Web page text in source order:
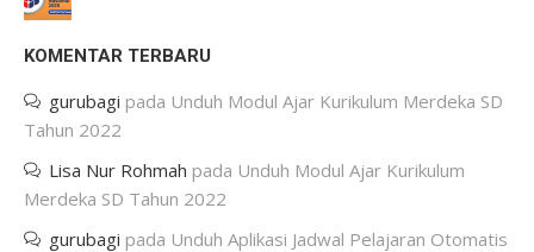
KOMENTAR TERBARU
gurubagi pada Unduh Modul Ajar Kurikulum Merdeka SD
Tahun 2022
Lisa Nur Rohmah pada Unduh Modul Ajar Kurikulum
Merdeka SD Tahun 2022
gurubagi pada Unduh Aplikasi Jadwal Pelajaran Otomatis